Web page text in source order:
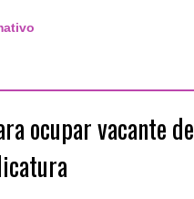
ocupar vacante de